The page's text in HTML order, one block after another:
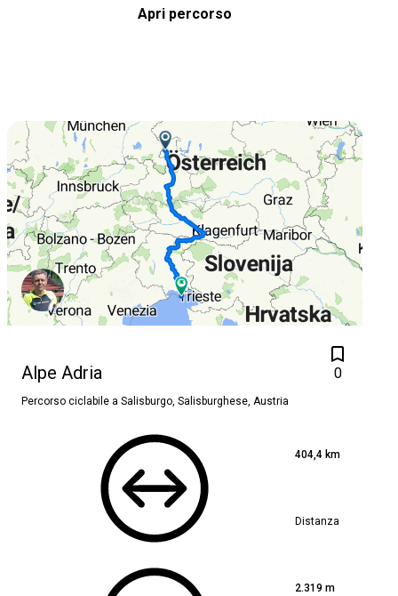
Apri percorso
0
Alpe Adria
Percorso ciclabile a Salisburgo, Salisburghese, Austria
404,4 km
Distanza
2.319 m